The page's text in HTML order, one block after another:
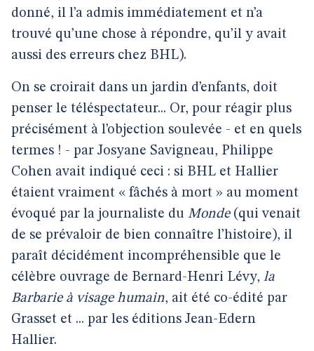
donné, il l’a admis immédiatement et n’a
trouvé qu’une chose à répondre, qu’il y avait
aussi des erreurs chez BHL).
On se croirait dans un jardin d’enfants, doit
penser le téléspectateur... Or, pour réagir plus
précisément à l’objection soulevée - et en quels
termes ! - par Josyane Savigneau, Philippe
Cohen avait indiqué ceci : si BHL et Hallier
étaient vraiment « fâchés à mort » au moment
évoqué par la journaliste du Monde (qui venait
de se prévaloir de bien connaître l’histoire), il
paraît décidément incompréhensible que le
célèbre ouvrage de Bernard-Henri Lévy, la
Barbarie à visage humain, ait été co-édité par
Grasset et ... par les éditions Jean-Edern
Hallier.